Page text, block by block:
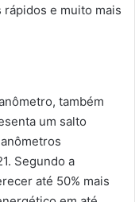
rápidos e muito mais
também
um salto
Segundo a
até 50% mais